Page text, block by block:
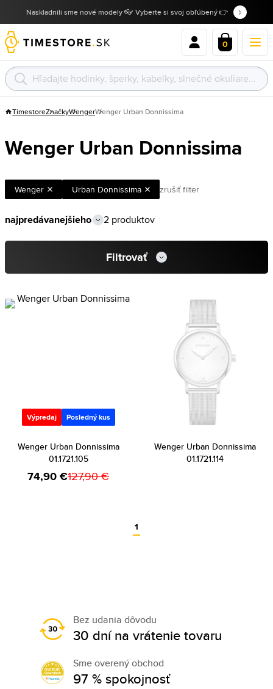
Naskladnili sme nové modely 👓 Vyberte si svoj obľúbený 👉
0
TimestoreZnačkyWengerWenger Urban Donnissima
Wenger Urban Donnissima
Wenger Urban Donnissima zrušiť filter
2 produktov
Filtrovať
Výpredaj Posledný kus
Wenger Urban Donnissima
01.1721.105
74,90 €127,90 €
Wenger Urban Donnissima
01.1721.114
1
Bez udania dôvodu
30 dní na vrátenie tovaru
Sme overený obchod
97 % spokojnosť